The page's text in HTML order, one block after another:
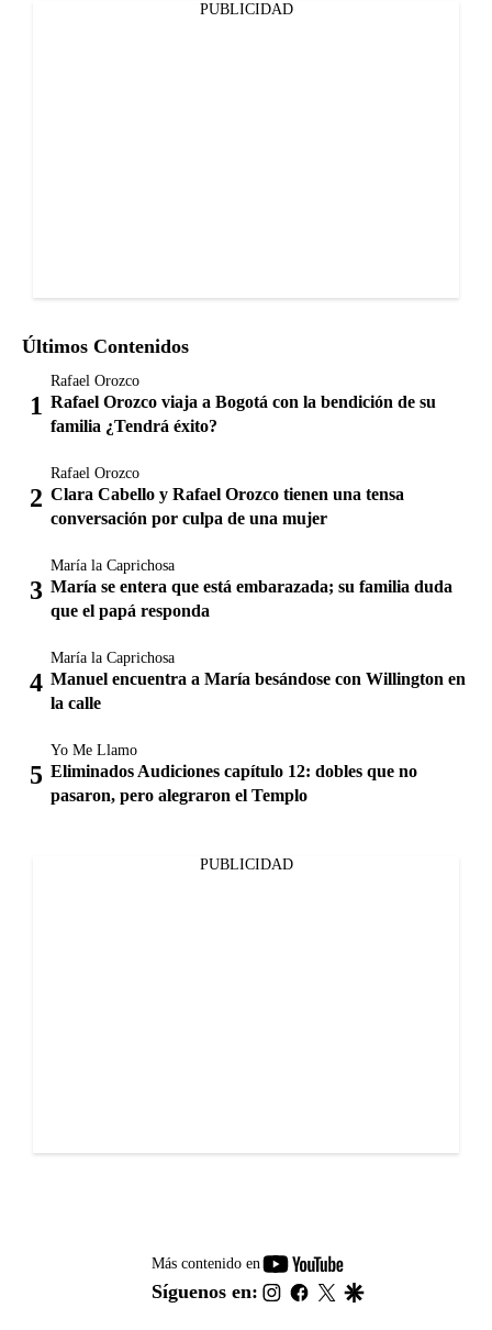
PUBLICIDAD
Últimos Contenidos
Rafael Orozco
Rafael Orozco viaja a Bogotá con la bendición de su
familia ¿Tendrá éxito?
Rafael Orozco
Clara Cabello y Rafael Orozco tienen una tensa
conversación por culpa de una mujer
María la Caprichosa
María se entera que está embarazada; su familia duda
que el papá responda
María la Caprichosa
Manuel encuentra a María besándose con Willington en
la calle
Yo Me Llamo
Eliminados Audiciones capítulo 12: dobles que no
pasaron, pero alegraron el Templo
PUBLICIDAD
Más contenido en
youtube-
footer
Síguenos en: instagram
facebook
twitter